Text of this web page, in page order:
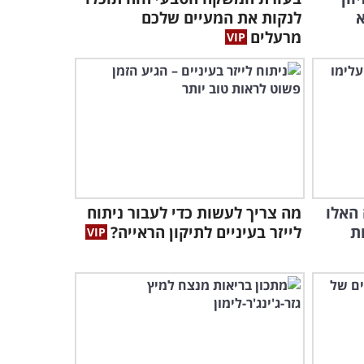
לשמור על המוח והזיכרון בגיל
מבוגר?
לנקות את המעיים שלכם
מרעלים
האלו
מה צריך לעשות כדי לעבור ניתוח
לייזר בעיניים לתיקון הראייה?